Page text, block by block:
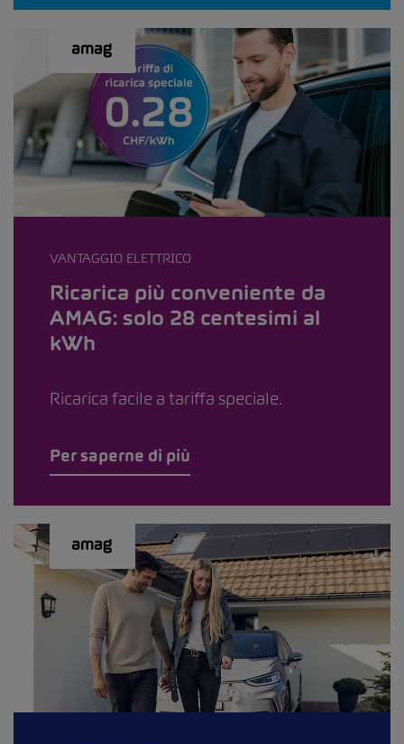
VANTAGGIO ELETTRICO
Ricarica più conveniente da
AMAG: solo 28 centesimi al
kWh
Ricarica facile a tariffa speciale.
Per saperne di più